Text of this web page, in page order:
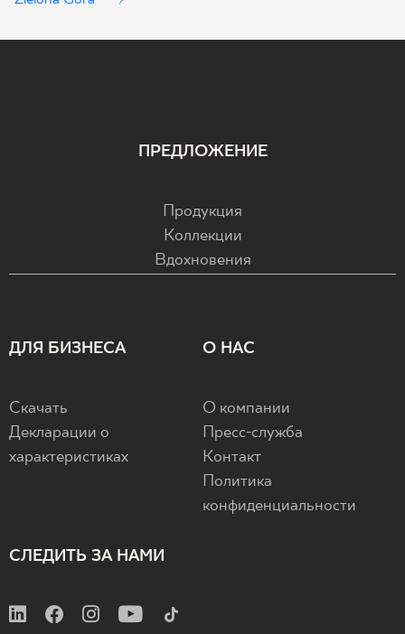
ПРЕДЛОЖЕНИЕ
Продукция
Коллекции
Вдохновения
ДЛЯ БИЗНЕСА
Скачать
Декларации о
характеристиках
О НАС
О компании
Пресс-служба
Контакт
Политика
конфиденциальности
СЛЕДИТЬ ЗА НАМИ